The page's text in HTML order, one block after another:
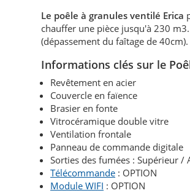
Le poêle à granules ventilé Erica
chauffer une pièce jusqu'à 230
(dépassement du faîtage de 40cm).
Informations clés sur le
Revêtement en acier
Couvercle en faïence
Brasier en fonte
Vitrocéramique double vitre
Ventilation frontale
Panneau de commande digitale
Sorties des fumées : Supérieur /
Télécommande : OPTION
Module WIFI : OPTION